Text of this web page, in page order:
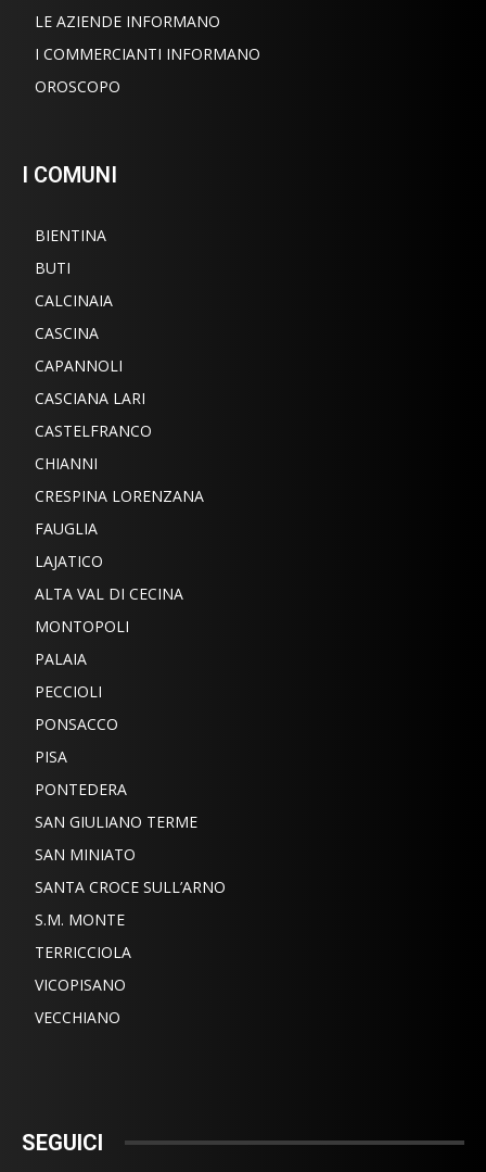
LE AZIENDE INFORMANO
I COMMERCIANTI INFORMANO
OROSCOPO
I COMUNI
BIENTINA
BUTI
CALCINAIA
CASCINA
CAPANNOLI
CASCIANA LARI
CASTELFRANCO
CHIANNI
CRESPINA LORENZANA
FAUGLIA
LAJATICO
ALTA VAL DI CECINA
MONTOPOLI
PALAIA
PECCIOLI
PONSACCO
PISA
PONTEDERA
SAN GIULIANO TERME
SAN MINIATO
SANTA CROCE SULL’ARNO
S.M. MONTE
TERRICCIOLA
VICOPISANO
VECCHIANO
SEGUICI